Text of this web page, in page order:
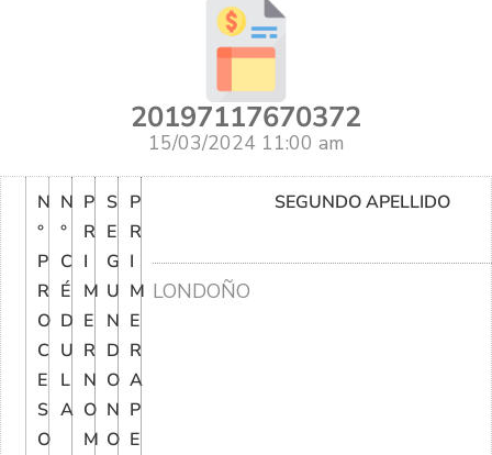
20197117670372
15/03/2024 11:00 am
N
°
P
R
O
C
E
S
O
N
°
C
É
D
U
L
A
P
R
I
M
E
R
N
O
M
S
E
G
U
N
D
O
N
O
P
R
I
M
E
R
A
P
E
SEGUNDO APELLIDO
LONDOÑO